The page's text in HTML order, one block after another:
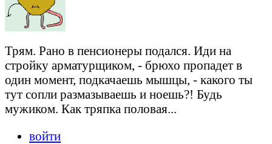
Трям. Рано в пенсионеры подался. Иди на
стройку арматурщиком, - брюхо пропадет в
один момент, подкачаешь мышцы, - какого ты
тут сопли размазываешь и ноешь?! Будь
мужиком. Как тряпка половая...
войти